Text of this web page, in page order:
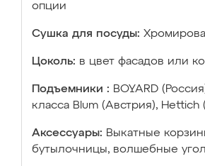
опции
Сушка для посуды:
Цоколь: в цвет фасадов или
Подъемники : BOYARD
класса Blum (Австрия), Hettich
Аксессуары: Выкатные
бутылочницы, волшебные